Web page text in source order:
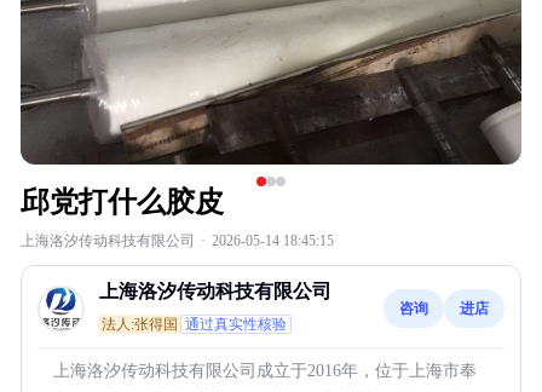
邱党打什么胶皮
上海洛汐传动科技有限公司 · 2026-05-14 18:45:15
上海洛汐传动科技有限公司
法人:张得国 通过真实性核验
咨询 进店
上海洛汐传动科技有限公司成立于2016年，位于上海市奉